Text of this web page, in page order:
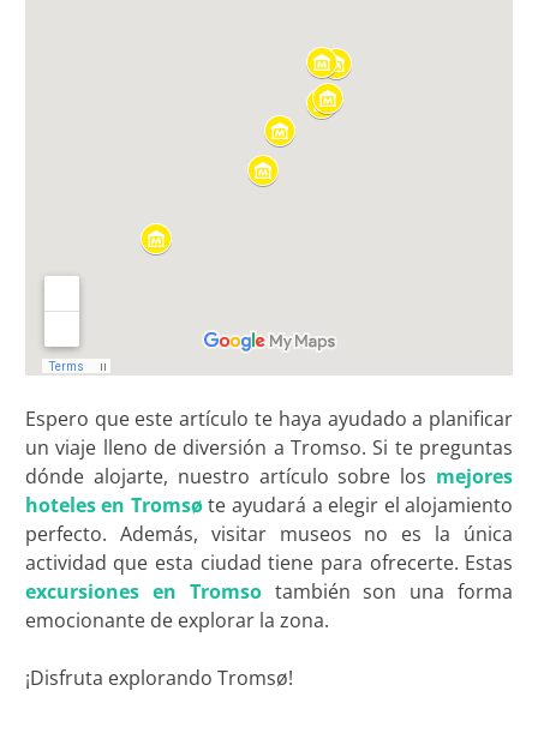
Espero que este artículo te haya ayudado a planificar
un viaje lleno de diversión a Tromso. Si te preguntas
dónde alojarte, nuestro artículo sobre los mejores
hoteles en Tromsø te ayudará a elegir el alojamiento
perfecto. Además, visitar museos no es la única
actividad que esta ciudad tiene para ofrecerte. Estas
excursiones en Tromso también son una forma
emocionante de explorar la zona.
¡Disfruta explorando Tromsø!